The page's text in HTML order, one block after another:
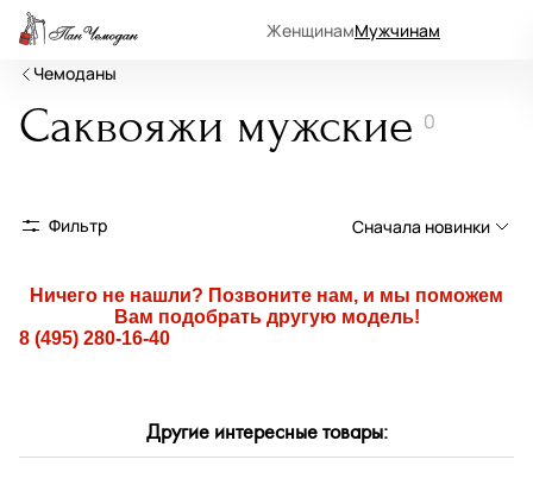
ЖенщинамМужчинам
Чемоданы
Саквояжи мужские 0
Фильтр Сначала новинки
Сначала новинки
Сначала популярные
По размеру скидки
Ничего не нашли? Позвоните нам, и мы поможем
Вам подобрать другую модель!
8 (495) 280-16-40
Другие интересные товары: